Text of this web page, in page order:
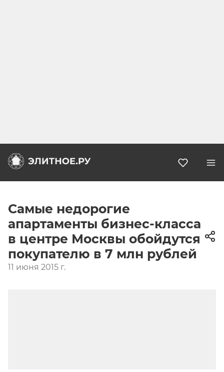
Самые недорогие
апартаменты бизнес-класса
в центре Москвы обойдутся
покупателю в 7 млн рублей
11 июня 2015 г.